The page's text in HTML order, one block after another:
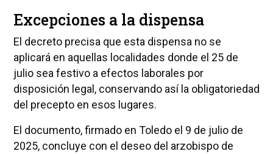
Excepciones a la dispensa
El decreto precisa que esta dispensa no se
aplicará en aquellas localidades donde el 25 de
julio sea festivo a efectos laborales por
disposición legal, conservando así la obligatoriedad
del precepto en esos lugares.
El documento, firmado en Toledo el 9 de julio de
2025, concluye con el deseo del arzobispo de